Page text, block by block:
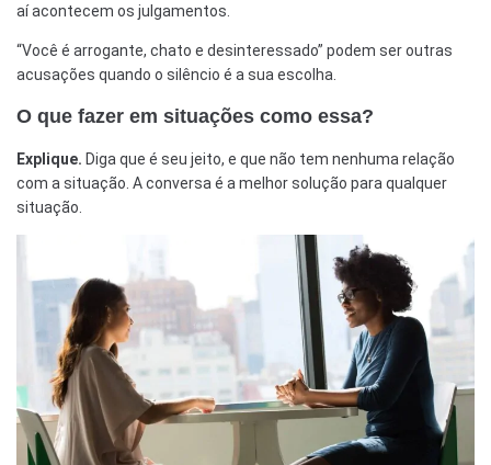
aí acontecem os julgamentos.
“Você é arrogante, chato e desinteressado” podem ser outras
acusações quando o silêncio é a sua escolha.
O que fazer em situações como essa?
Explique. Diga que é seu jeito, e que não tem nenhuma relação
com a situação. A conversa é a melhor solução para qualquer
situação.